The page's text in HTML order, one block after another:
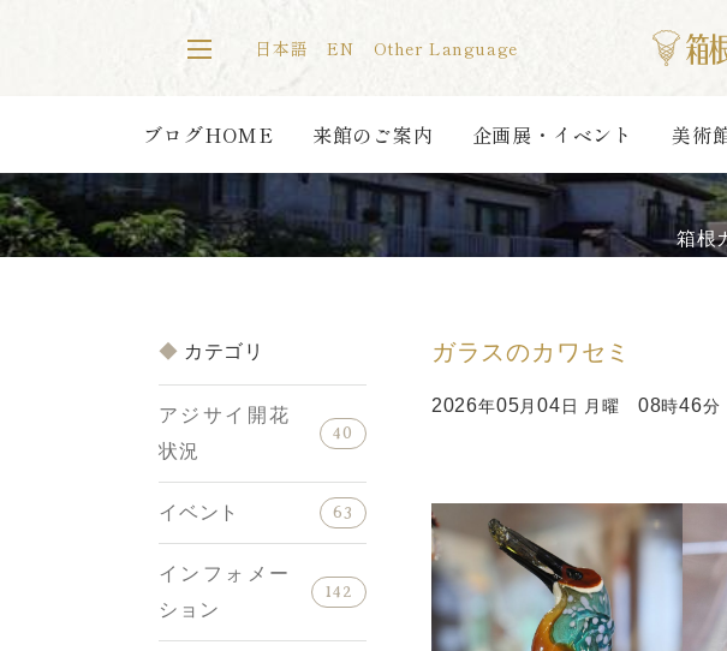
日本語 EN Other Language
ブログHOME 来館のご案内 企画展・イベント 美術
箱根
カテゴリ
アジサイ開花
状況
40
イベント 63
インフォメー
ション
142
ガラスのカワセミ
2026年05月04 日 月曜 08時46分